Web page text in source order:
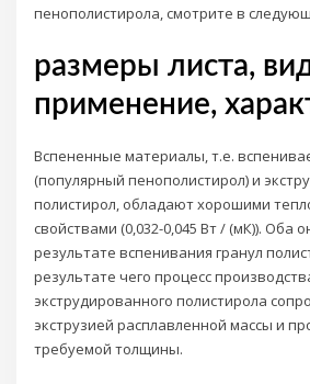
пенополистирола, смотрите в
размеры листа,
применение,
Вспененные материалы, т.е.
(популярный пенополистирол) и
полистирол, обладают хорошими
свойствами (0,032-0,045 Вт / (мК)). Оба
результате вспенивания гранул
результате чего процесс
экструдированного полистирола
экструзией расплавленной массы и
требуемой толщины.